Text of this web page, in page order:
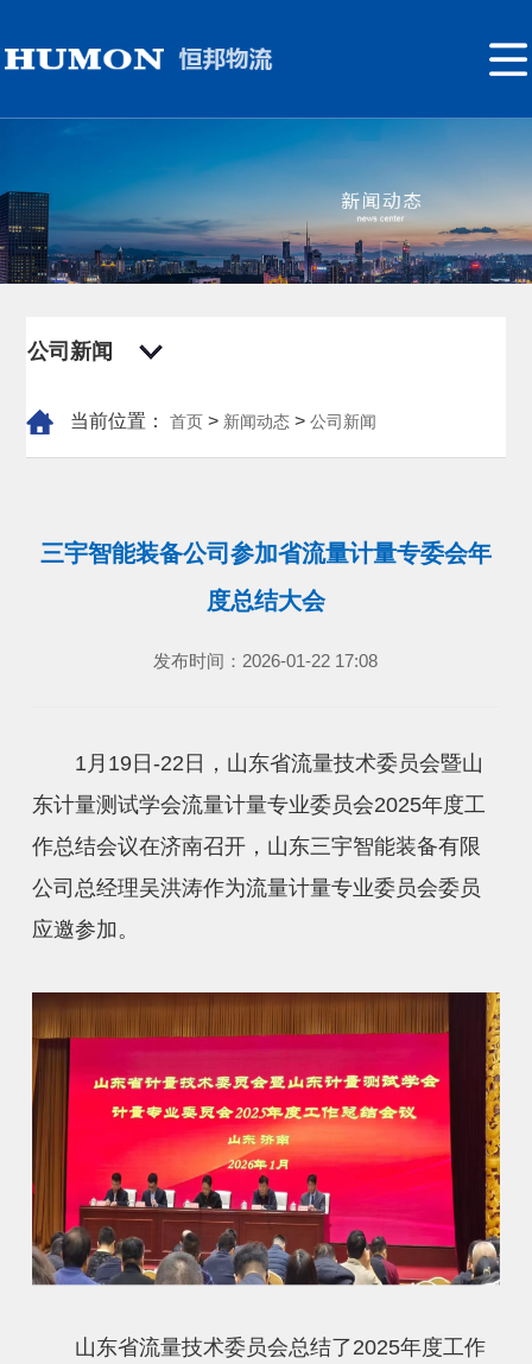
页
我
们
织
架
新
闻
产
公司新闻
当前位置：首页 > 新闻动态 >公司新闻
三宇智能装备公司参加省流量计量专委会年
度总结大会
发布时间：2026-01-22 17:08
1月19日-22日，山东省流量技术委员会暨山
东计量测试学会流量计量专业委员会2025年度工
作总结会议在济南召开，山东三宇智能装备有限
公司总经理吴洪涛作为流量计量专业委员会委员
应邀参加。
山东省流量技术委员会总结了2025年度工作